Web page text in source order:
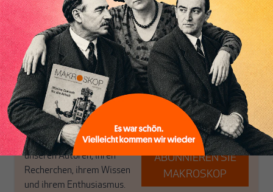
Inhaltsverzeichnis
postkeynesianischen
Perspektive und ist damit
in Deutschland einzigartig.
MAKROSKOP steht für
das große Ganze. Wir
haben einen Blick auf
Geld, Wirtschaft und
Politik, den Sie so
woanders nicht finden.
Dabei leben wir von
unseren Autoren, ihren
Recherchen, ihrem Wissen
und ihrem Enthusiasmus.
eingerichtet haben. Wir
öffnen Fenster und
bringen frische Luft in die
engen und verstaubten
Debattenräume.
Brauchen Sie auch frische
Luft? Dann folgen Sie
einfach dem Button.
ABONNIEREN SIE
MAKROSKOP